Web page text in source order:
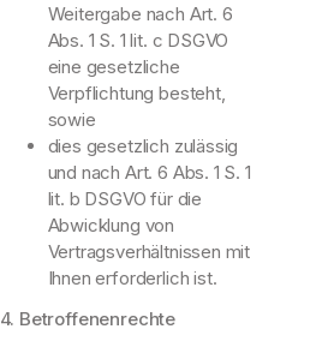
Weitergabe nach Art. 6
Abs. 1 S. 1 lit. c DSGVO
eine gesetzliche
Verpflichtung besteht,
sowie
dies gesetzlich zulässig
und nach Art. 6 Abs. 1 S. 1
lit. b DSGVO für die
Abwicklung von
Vertragsverhältnissen mit
Ihnen erforderlich ist.
4. Betroffenenrechte